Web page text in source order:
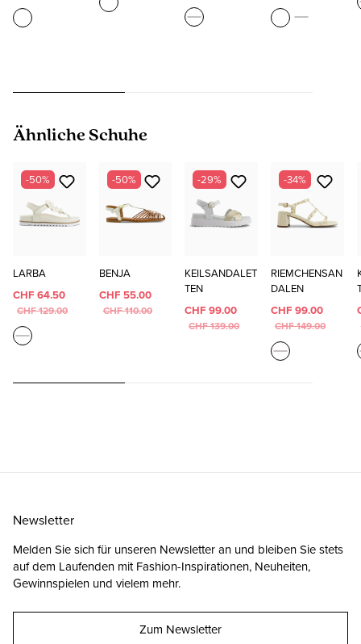
Produktgalerie überspringen
Ähnliche Schuhe
-50%
LARBA
CHF 64.50
CHF 129.00
-50%
BENJA
CHF 55.00
CHF 110.00
-29%
KEILSANDALET
TEN
CHF 99.00
CHF 139.00
-34%
RIEMCHENSAN
DALEN
CHF 99.00
CHF 149.00
Newsletter
Melden Sie sich für unseren Newsletter an und bleiben Sie stets
auf dem Laufenden mit Fashion-Inspirationen, Neuheiten,
Gewinnspielen und vielem mehr.
Zum Newsletter